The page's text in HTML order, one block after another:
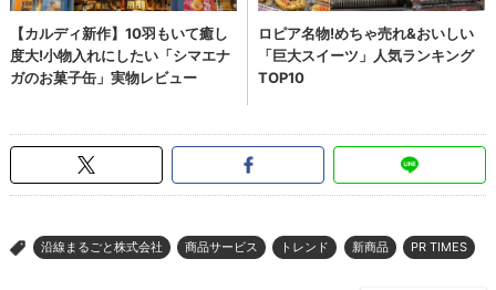
> 沿線まるごと株式会社 商品サービス トレンド 新商品 PR TIMES